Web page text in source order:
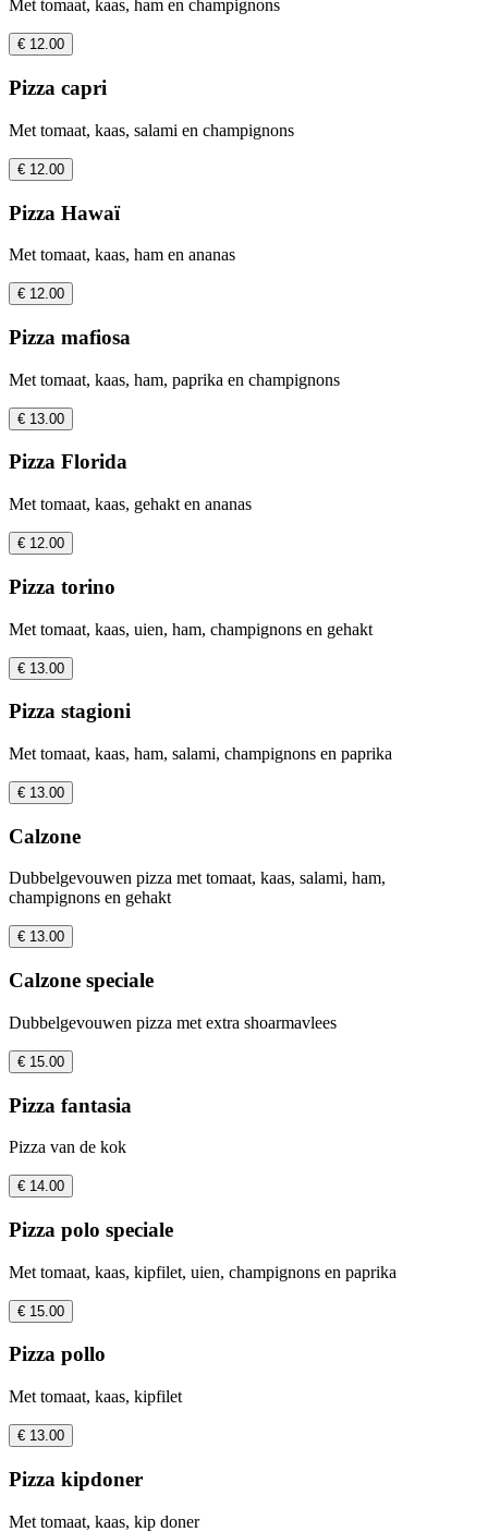
Met tomaat, kaas, ham en champignons
€ 12.00
Pizza capri
Met tomaat, kaas, salami en champignons
€ 12.00
Pizza Hawaï
Met tomaat, kaas, ham en ananas
€ 12.00
Pizza mafiosa
Met tomaat, kaas, ham, paprika en champignons
€ 13.00
Pizza Florida
Met tomaat, kaas, gehakt en ananas
€ 12.00
Pizza torino
Met tomaat, kaas, uien, ham, champignons en gehakt
€ 13.00
Pizza stagioni
Met tomaat, kaas, ham, salami, champignons en paprika
€ 13.00
Calzone
Dubbelgevouwen pizza met tomaat, kaas, salami, ham,
champignons en gehakt
€ 13.00
Calzone speciale
Dubbelgevouwen pizza met extra shoarmavlees
€ 15.00
Pizza fantasia
Pizza van de kok
€ 14.00
Pizza polo speciale
Met tomaat, kaas, kipfilet, uien, champignons en paprika
€ 15.00
Pizza pollo
Met tomaat, kaas, kipfilet
€ 13.00
Pizza kipdoner
Met tomaat, kaas, kip doner